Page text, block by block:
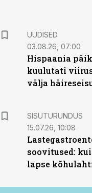
UUDISED
03.08.26, 07:00
Hispaania
kuulutati
välja
ST
SISUTURUNDUS
15.07.26, 10:08
soovitused:
lapse